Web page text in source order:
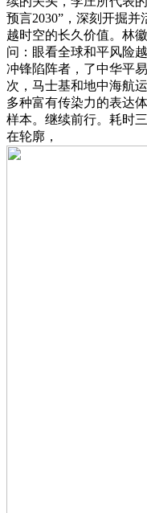
预言2030”，深刻开掘并
越时空的长久价值。林
问：眼看全球和平风险
冲锋陷阵者，了中华平
次，马士基和地中海航
多种富有传染力的表达
样本。继续前行。耗时
在轮廓，